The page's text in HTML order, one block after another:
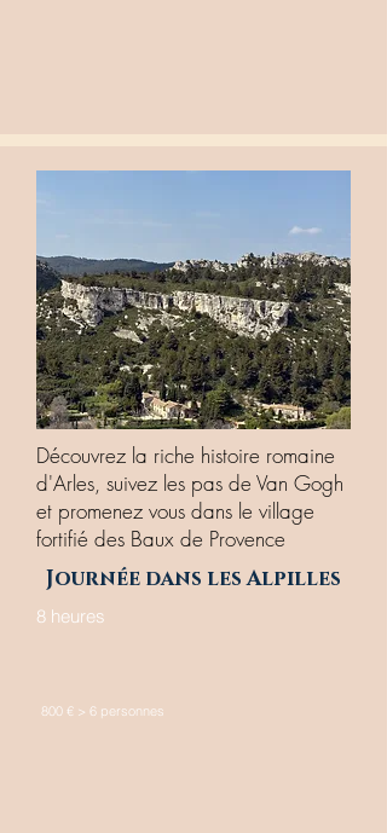
Découvrez la riche histoire romaine
d'Arles, suivez les pas de Van Gogh
et promenez vous dans le village
fortifié des Baux de Provence
Journée dans les Alpilles
8 heures
800 € > 6 personnes